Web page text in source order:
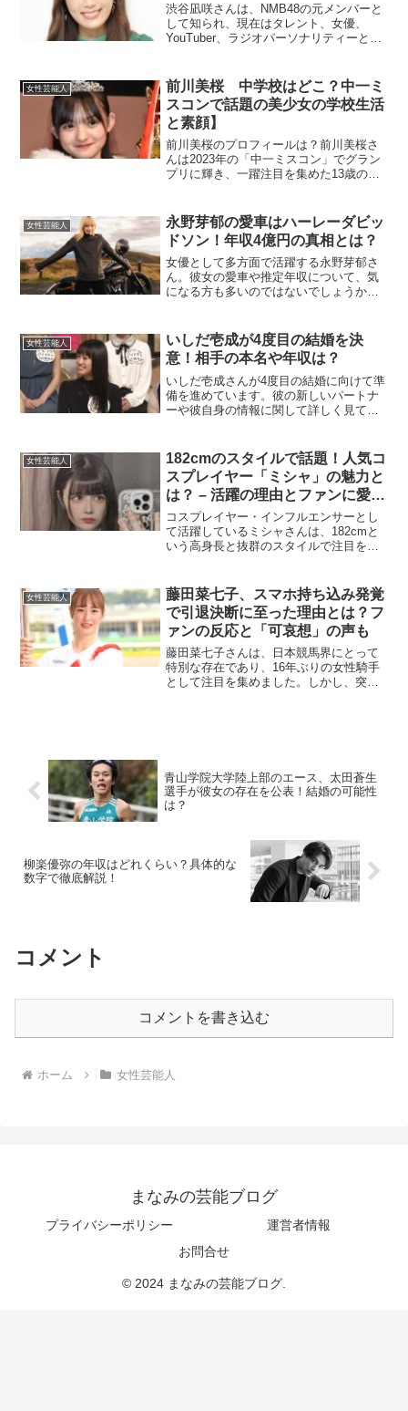
渋谷凪咲さんは、NMB48の元メンバーと
して知られ、現在はタレント、女優、
YouTuber、ラジオパーソナリティーとし
しています。今回は、渋谷凪咲さんの本
名、経歴、国籍...
女性芸能人
前川美桜 中学校はどこ？中一ミ
スコンで話題の美少女の学校生活
と素顔】
前川美桜のプロフィールは？前川美桜さ
んは2023年の「中一ミスコン」でグラン
プリに輝き、一躍注目を集めた13歳の美
トでパフォーマンスを披露するなどの活
動歴があります。将...
女性芸能人
永野芽郁の愛車はハーレーダビッ
ドソン！年収4億円の真相とは？
女優として多方面で活躍する永野芽郁さ
ん。彼女の愛車や推定年収について、気
になる方も多いのではないでしょうか。
力に迫ります。永野芽郁の愛車はハーレ
ーダビッドソン？永野芽郁...
女性芸能人
いしだ壱成が4度目の結婚を決
意！相手の本名や年収は？
いしだ壱成さんが4度目の結婚に向けて準
備を進めています。彼の新しいパートナ
ーや彼自身の情報に関して詳しく見てい
手は、12歳年下の女性です。彼女の名前
は「あやちゃん」...
女性芸能人
182cmのスタイルで話題！人気コ
スプレイヤー「ミシャ」の魅力と
は？ – 活躍の理由とファンに愛さ
れる秘密
コスプレイヤー・インフルエンサーとし
て活躍しているミシャさんは、182cmと
いう高身長と抜群のスタイルで注目を集
ファンが集まり、彼女の存在感は増すば
かりです。本記事で...
女性芸能人
藤田菜七子、スマホ持ち込み発覚
で引退決断に至った理由とは？フ
ァンの反応と「可哀想」の声も
藤田菜七子さんは、日本競馬界にとって
特別な存在であり、16年ぶりの女性騎手
として注目を集めました。しかし、突然
青山学院大学陸上部のエース、太田蒼生
選手が彼女の存在を公表！結婚の可能性
は？
柳楽優弥の年収はどれくらい？具体的な
数字で徹底解説！
コメント
コメントを書き込む
ホーム 女性芸能人
まなみの芸能ブログ
プライバシーポリシー
運営者情報
お問合せ
© 2024 まなみの芸能ブログ.